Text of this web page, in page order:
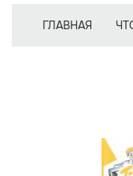
ГЛАВНАЯ